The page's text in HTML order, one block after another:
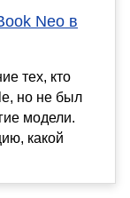
Neo в
тех, кто
но не был
модели.
какой